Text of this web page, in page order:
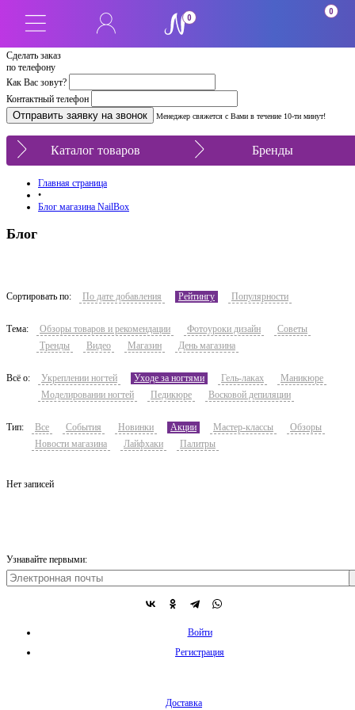
Сделать заказ
по телефону
Как Вас зовут?
Контактный телефон
Менеджер свяжется с Вами в течение 10-ти минут!
0
0
Каталог товаров Бренды
Главная страница
•
Блог магазина NailBox
Блог
Сортировать по: По дате добавления Рейтингу Популярности
Тема: Обзоры товаров и рекомендации Фотоуроки дизайн
Советы
Тренды
Видео Магазин День магазина
Всё о: Укреплении ногтей Уходе за ногтями Гель-лаках
Маникюре
Моделировании ногтей
Педикюре Восковой депиляции
Тип: Все События Новинки Акции Мастер-классы
Обзоры
Новости магазина
Лайфхаки Палитры
Нет записей
Узнавайте первыми:
Войти
Регистрация
Доставка